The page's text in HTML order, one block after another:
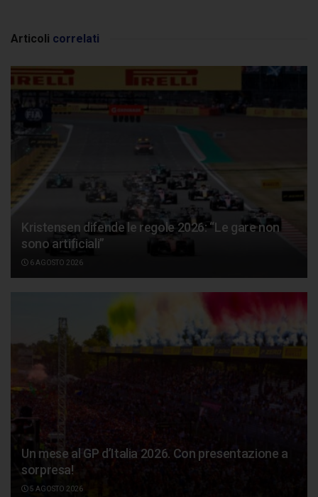
Articoli correlati
Kristensen difende le regole 2026: “Le gare non
sono artificiali”
6 AGOSTO 2026
Un mese al GP d’Italia 2026. Con presentazione a
sorpresa!
5 AGOSTO 2026